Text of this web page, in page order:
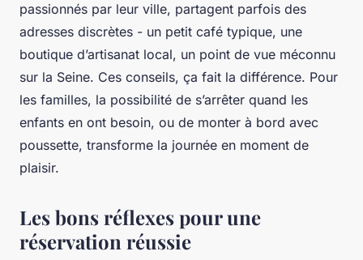
passionnés par leur ville, partagent parfois des
adresses discrètes - un petit café typique, une
boutique d’artisanat local, un point de vue méconnu
sur la Seine. Ces conseils, ça fait la différence. Pour
les familles, la possibilité de s’arrêter quand les
enfants en ont besoin, ou de monter à bord avec
poussette, transforme la journée en moment de
plaisir.
Les bons réflexes pour une
réservation réussie